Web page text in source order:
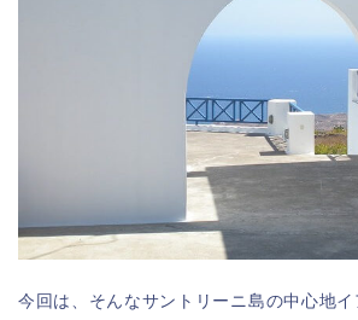
今回は、そんなサントリーニ島の中心地